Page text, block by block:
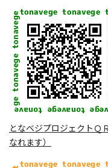
となベジプロジェクトＱ
なれます）